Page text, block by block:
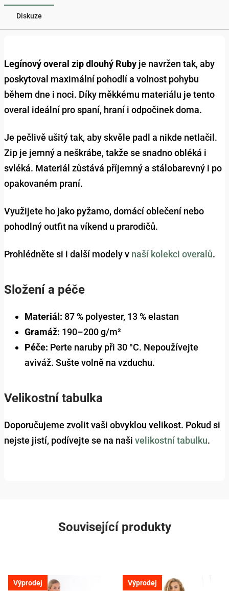
Diskuze
Legínový overal zip dlouhý Ruby je navržen tak, aby
poskytoval maximální pohodlí a volnost pohybu
během dne i noci. Díky měkkému materiálu je tento
overal ideální pro spaní, hraní i odpočinek doma.
Je pečlivě ušitý tak, aby skvěle padl a nikde netlačil.
Zip je jemný a neškrábe, takže se snadno obléká i
svléká. Materiál zůstává příjemný a stálobarevný i po
opakovaném praní.
Využijete ho jako pyžamo, domácí oblečení nebo
pohodlný outfit na víkend u prarodičů.
Prohlédněte si i další modely v naší kolekci overalů.
Složení a péče
Materiál: 87 % polyester, 13 % elastan
Gramáž: 190–200 g/m²
Péče: Perte naruby při 30 °C. Nepoužívejte
aviváž. Sušte volně na vzduchu.
Velikostní tabulka
Doporučujeme zvolit vaši obvyklou velikost. Pokud si
nejste jistí, podívejte se na naši velikostní tabulku.
Související produkty
Výprodej Výprodej